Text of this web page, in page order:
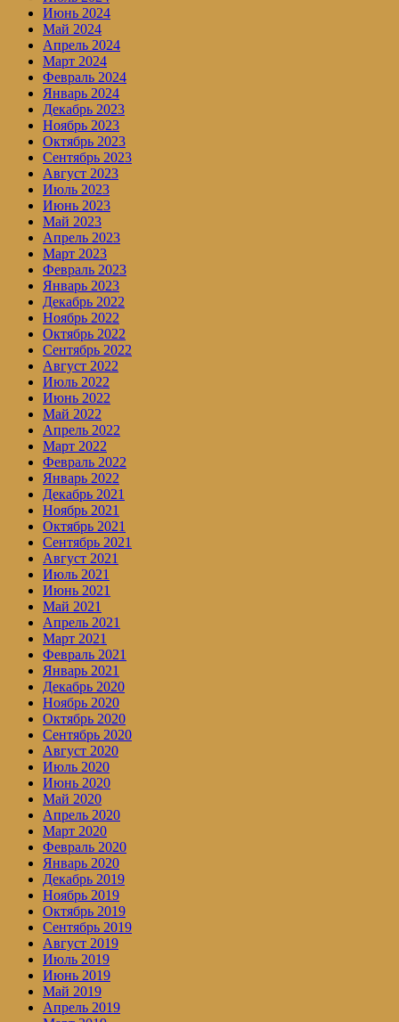
Июнь 2024
Май 2024
Апрель 2024
Март 2024
Февраль 2024
Январь 2024
Декабрь 2023
Ноябрь 2023
Октябрь 2023
Сентябрь 2023
Август 2023
Июль 2023
Июнь 2023
Май 2023
Апрель 2023
Март 2023
Февраль 2023
Январь 2023
Декабрь 2022
Ноябрь 2022
Октябрь 2022
Сентябрь 2022
Август 2022
Июль 2022
Июнь 2022
Май 2022
Апрель 2022
Март 2022
Февраль 2022
Январь 2022
Декабрь 2021
Ноябрь 2021
Октябрь 2021
Сентябрь 2021
Август 2021
Июль 2021
Июнь 2021
Май 2021
Апрель 2021
Март 2021
Февраль 2021
Январь 2021
Декабрь 2020
Ноябрь 2020
Октябрь 2020
Сентябрь 2020
Август 2020
Июль 2020
Июнь 2020
Май 2020
Апрель 2020
Март 2020
Февраль 2020
Январь 2020
Декабрь 2019
Ноябрь 2019
Октябрь 2019
Сентябрь 2019
Август 2019
Июль 2019
Июнь 2019
Май 2019
Апрель 2019